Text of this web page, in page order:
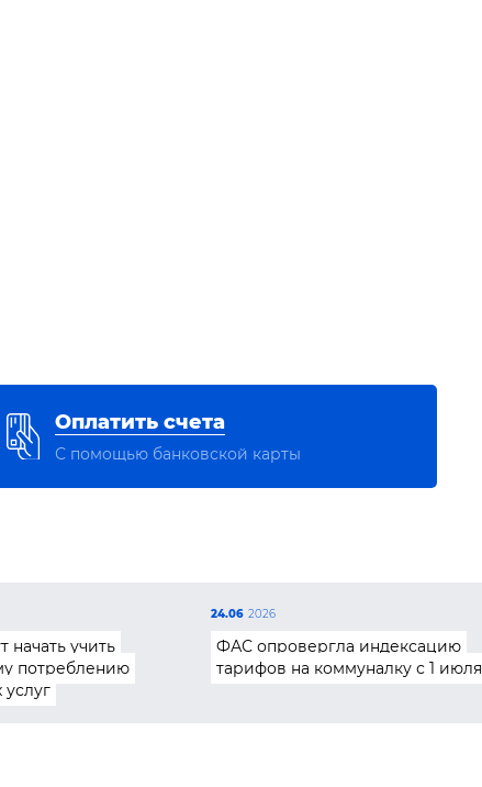
Оплатить счета
С помощью банковской карты
начать учить
потреблению
24.06 2026
ФАС опровергла индексацию
тарифов на коммуналку с 1 июля